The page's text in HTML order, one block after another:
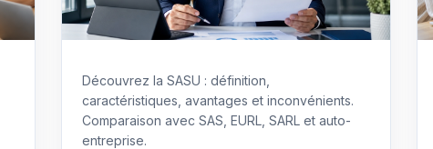
Découvrez la SASU : définition,
caractéristiques, avantages et inconvénients.
Comparaison avec SAS, EURL, SARL et auto-
entreprise.